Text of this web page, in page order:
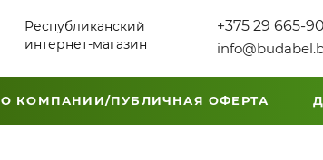
Республиканский
интернет-магазин
+375 29 665-
О КОМПАНИИ/ПУБЛИЧНАЯ ОФЕРТА